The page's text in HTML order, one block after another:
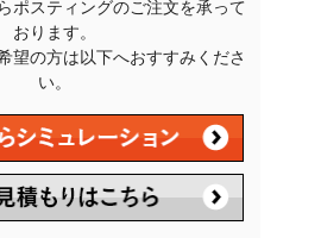
ポスティングのご注文を承って
おります。
望の方は以下へおすすみくださ
い。